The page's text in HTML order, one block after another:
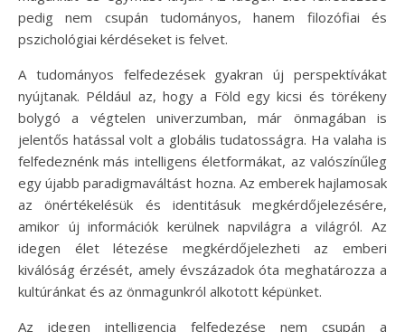
pedig nem csupán tudományos, hanem filozófiai és
pszichológiai kérdéseket is felvet.
A tudományos felfedezések gyakran új perspektívákat
nyújtanak. Például az, hogy a Föld egy kicsi és törékeny
bolygó a végtelen univerzumban, már önmagában is
jelentős hatással volt a globális tudatosságra. Ha valaha is
felfedeznénk más intelligens életformákat, az valószínűleg
egy újabb paradigmaváltást hozna. Az emberek hajlamosak
az önértékelésük és identitásuk megkérdőjelezésére,
amikor új információk kerülnek napvilágra a világról. Az
idegen élet létezése megkérdőjelezheti az emberi
kiválóság érzését, amely évszázadok óta meghatározza a
kultúránkat és az önmagunkról alkotott képünket.
Az idegen intelligencia felfedezése nem csupán a